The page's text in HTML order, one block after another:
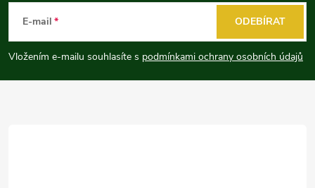
p
a
E-mail
Vložením e-mailu souhlasíte s podmínkami ochrany osobních údajů
ODEBÍRAT